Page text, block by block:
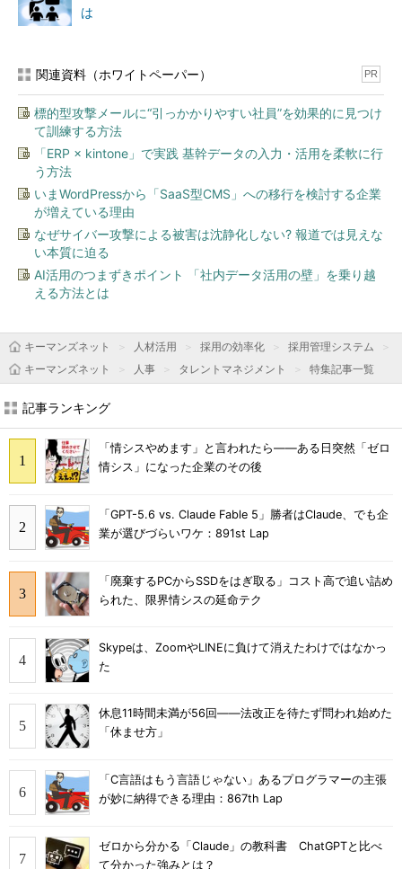
は
関連資料（ホワイトペーパー） PR
標的型攻撃メールに“引っかかりやすい社員”を効果的に見つけ
て訓練する方法
「ERP × kintone」で実践 基幹データの入力・活用を柔軟に行
う方法
いまWordPressから「SaaS型CMS」への移行を検討する企業
が増えている理由
なぜサイバー攻撃による被害は沈静化しない? 報道では見えな
い本質に迫る
AI活用のつまずきポイント 「社内データ活用の壁」を乗り越
える方法とは
キーマンズネット 人材活用 採用の効率化 採用管理システム
キーマンズネット
人事 タレントマネジメント 特集記事一覧
記事ランキング
「情シスやめます」と言われたら――ある日突然「ゼロ
情シス」になった企業のその後
「GPT-5.6 vs. Claude Fable 5」勝者はClaude、でも企
業が選びづらいワケ：891st Lap
「廃棄するPCからSSDをはぎ取る」コスト高で追い詰め
られた、限界情シスの延命テク
Skypeは、ZoomやLINEに負けて消えたわけではなかっ
た
休息11時間未満が56回――法改正を待たず問われ始めた
「休ませ方」
「C言語はもう言語じゃない」あるプログラマーの主張
が妙に納得できる理由：867th Lap
ゼロから分かる「Claude」の教科書 ChatGPTと比べ
て分かった強みとは？